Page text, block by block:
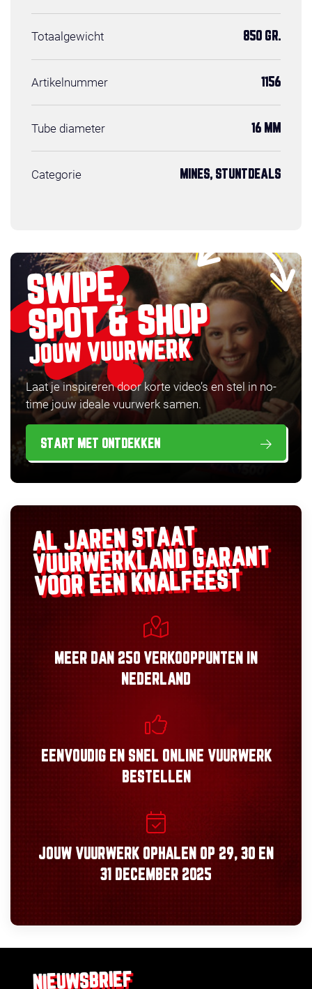
Totaalgewicht 850 GR.
Artikelnummer 1156
Tube diameter 16 MM
Categorie MINES, STUNTDEALS
SWIPE,
SPOT & SHOP
JOUW VUURWERK
Laat je inspireren door korte video’s en stel in no-
time jouw ideale vuurwerk samen.
START MET ONTDEKKEN
AL JAREN STAAT
VUURWERKLANDGARANT
VOOR EEN KNALFEEST
MEER DAN 250 VERKOOPPUNTEN
IN
NEDERLAND
EENVOUDIGEN SNEL ONLINE VUURWERK
BESTELLEN
JOUW VUURWERK OPHALEN OP 29, 30 EN
31 DECEMBER 2025
NIEUWSBRIEF